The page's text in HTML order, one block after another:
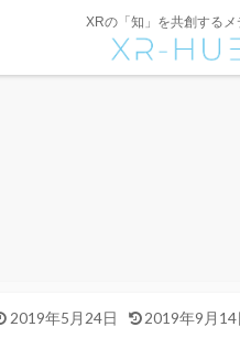
XRの「知」を共創するメ
2019年5月24日 2019年9月14